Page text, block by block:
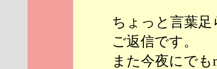
ちょっと言葉
ご返信です。
また今夜にでも